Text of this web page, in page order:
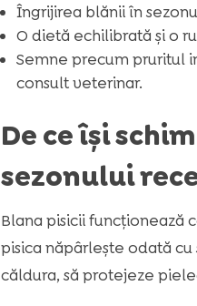
Îngrijirea blănii în
O dietă echilibrată și o
Semne precum pruritul
consult veterinar.
De ce își
sezonului
Blana pisicii funcționează
pisica năpârlește odată
căldura, să protejeze